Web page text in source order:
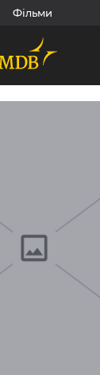
Фільми